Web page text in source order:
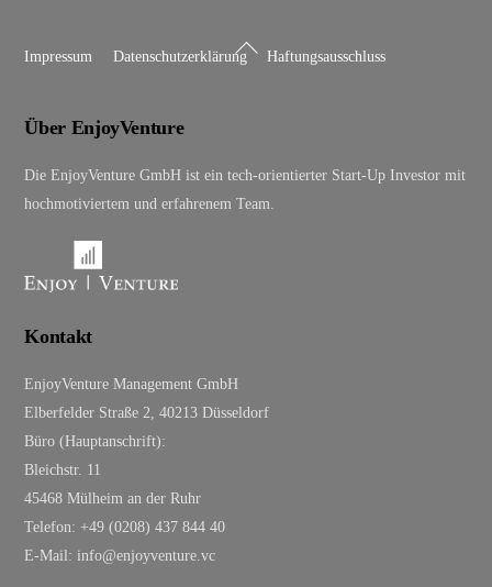
Back
Impressum Datenschutzerklärung Haftungsausschluss
Über EnjoyVenture
Die EnjoyVenture GmbH ist ein tech-orientierter Start-Up Investor mit
hochmotiviertem und erfahrenem Team.
Kontakt
EnjoyVenture Management GmbH
Elberfelder Straße 2, 40213 Düsseldorf
Büro (Hauptanschrift):
Bleichstr. 11
45468 Mülheim an der Ruhr
Telefon: +49 (0208) 437 844 40
E-Mail: info@enjoyventure.vc